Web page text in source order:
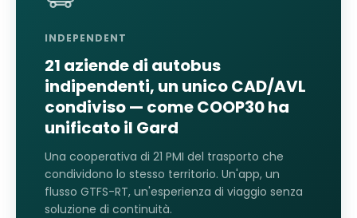
INDEPENDENT
21 aziende di autobus
indipendenti, un unico CAD/AVL
condiviso — come COOP30 ha
unificato il Gard
Una cooperativa di 21 PMI del trasporto che
condividono lo stesso territorio. Un'app, un
flusso GTFS-RT, un'esperienza di viaggio senza
soluzione di continuità.